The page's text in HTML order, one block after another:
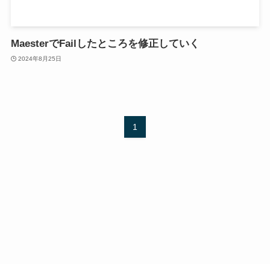
MaesterでFailしたところを修正していく
2024年8月25日
1